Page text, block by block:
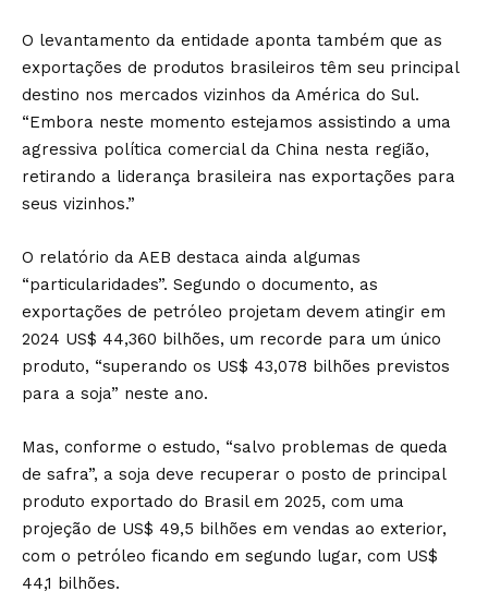
O levantamento da entidade aponta também que as
exportações de produtos brasileiros têm seu principal
destino nos mercados vizinhos da América do Sul.
“Embora neste momento estejamos assistindo a uma
agressiva política comercial da China nesta região,
retirando a liderança brasileira nas exportações para
seus vizinhos.”
O relatório da AEB destaca ainda algumas
“particularidades”. Segundo o documento, as
exportações de petróleo projetam devem atingir em
2024 US$ 44,360 bilhões, um recorde para um único
produto, “superando os US$ 43,078 bilhões previstos
para a soja” neste ano.
Mas, conforme o estudo, “salvo problemas de queda
de safra”, a soja deve recuperar o posto de principal
produto exportado do Brasil em 2025, com uma
projeção de US$ 49,5 bilhões em vendas ao exterior,
com o petróleo ficando em segundo lugar, com US$
44,1 bilhões.